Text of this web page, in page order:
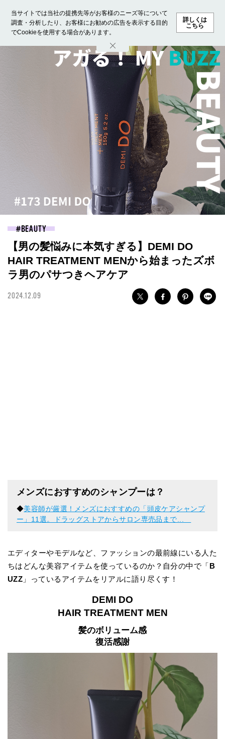
当サイトでは当社の提携先等がお客様のニーズ等について
調査・分析したり、お客様にお勧めの広告を表示する目的
でCookieを使用する場合があります。
詳しくは
こちら
ホーム モデル募集 ランキング ファッション ビューテ
BEAUTY
【男の髪悩みに本気すぎる】DEMI DO
HAIR TREATMENT MENから始まったズボ
ラ男のパサつきヘアケア
2024.12.09
メンズにおすすめのシャンプーは？
◆美容師が厳選！メンズにおすすめの「頭皮ケアシャンプ
ー」11選。ドラッグストアからサロン専売品まで...
エディターやモデルなど、ファッションの最前線にいる人た
ちはどんな美容アイテムを使っているのか？自分の中で「B
UZZ 」っているアイテムをリアルに語り尽くす！
DEMI DO
HAIR TREATMENT MEN
髪のボリューム感
復活感謝